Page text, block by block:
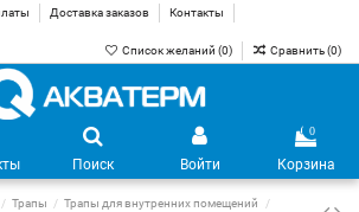
Доставка заказов
Контакты
Список желаний (0) Сравнить (0)
Поиск Войти
0
Корзина
Трапы
Трапы для внутренних помещений